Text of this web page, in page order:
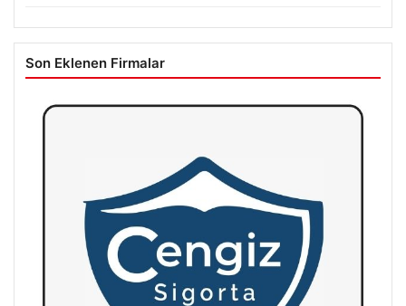
Son Eklenen Firmalar